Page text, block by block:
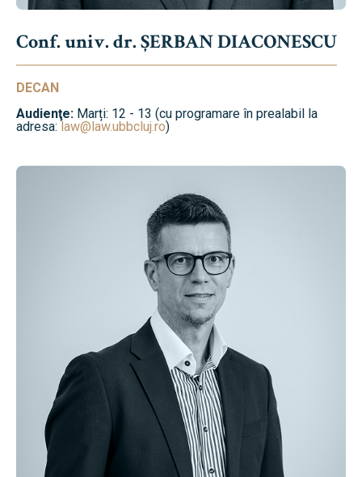
Conf. univ. dr. ȘERBAN DIACONESCU
DECAN
Audienţe: Marți: 12 - 13 (cu programare în prealabil la
adresa:law@law.ubbcluj.ro)